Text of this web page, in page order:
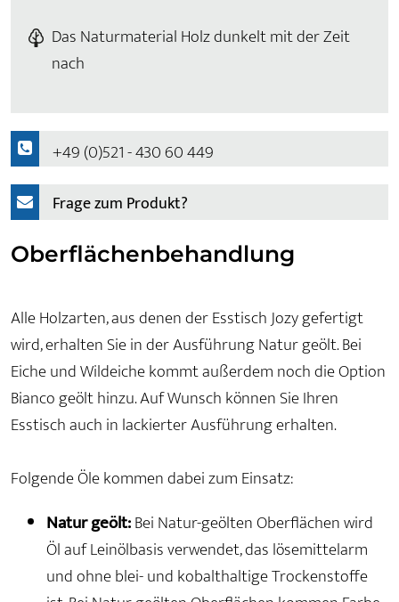
Das Naturmaterial Holz dunkelt mit der Zeit
nach
+49 (0)521 - 430 60 449
Frage zum Produkt?
Oberflächenbehandlung
Alle Holzarten, aus denen der Esstisch Jozy gefertigt
wird, erhalten Sie in der Ausführung Natur geölt. Bei
Eiche und Wildeiche kommt außerdem noch die Option
Bianco geölt hinzu. Auf Wunsch können Sie Ihren
Esstisch auch in lackierter Ausführung erhalten.
Folgende Öle kommen dabei zum Einsatz:
Natur geölt:Bei Natur-geölten Oberflächen wird
Öl auf Leinölbasis verwendet, das lösemittelarm
und ohne blei- und kobalthaltige Trockenstoffe